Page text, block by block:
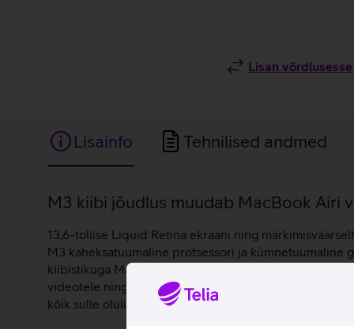
Lisan võrdlusesse
Lisainfo Tehnilised andmed
Lisainfo
M3 kiibi jõudlus muudab MacBook Airi
13,6-tollise Liquid Retina ekraani ning
M3 kaheksatuumaline protsessori ja kümnetuumaline
kiibistikuga MacBook Air arvutiga võimalik ühendada
videotele ning arvukatele rakendustele. Apple
kõik sulle olulised tööd saavad tehtud. Surfa